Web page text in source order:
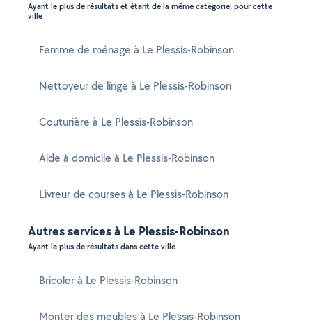
Ayant le plus de résultats et étant de la même catégorie, pour cette
ville
Femme de ménage à Le Plessis-Robinson
Nettoyeur de linge à Le Plessis-Robinson
Couturière à Le Plessis-Robinson
Aide à domicile à Le Plessis-Robinson
Livreur de courses à Le Plessis-Robinson
Autres services à Le Plessis-Robinson
Ayant le plus de résultats dans cette ville
Bricoler à Le Plessis-Robinson
Monter des meubles à Le Plessis-Robinson